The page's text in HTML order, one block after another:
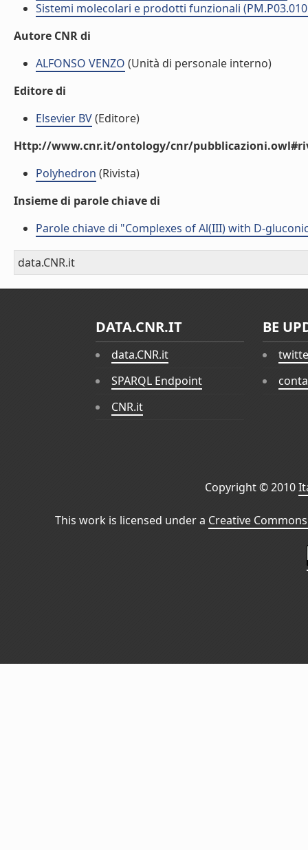
Sistemi molecolari e prodotti funzionali
Autore CNR di
ALFONSO VENZO (Unità di personale interno)
Editore di
Elsevier BV(Editore)
Http://www.cnr.it/ontology/cnr/
Polyhedron (Rivista)
Insieme di parole chiave di
Parole chiave di "Complexes of Al(III) with D-
data.CNR.it
DATA.CNR.IT
data.CNR.it
SPARQL Endpoint
CNR.it
BE
Copyright © 2010
This work is licensed under a Creative